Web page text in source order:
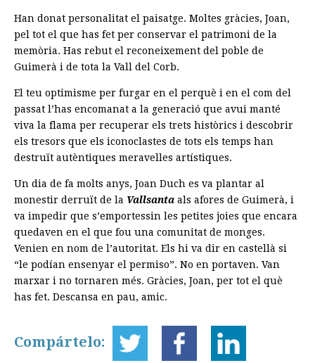
Han donat personalitat el paisatge. Moltes gràcies, Joan,
pel tot el que has fet per conservar el patrimoni de la
memòria. Has rebut el reconeixement del poble de
Guimerà i de tota la Vall del Corb.
El teu optimisme per furgar en el perquè i en el com del
passat l’has encomanat a la generació que avui manté
viva la flama per recuperar els trets històrics i descobrir
els tresors que els iconoclastes de tots els temps han
destruït autèntiques meravelles artístiques.
Un dia de fa molts anys, Joan Duch es va plantar al
monestir derruït de la Vallsanta als afores de Guimerà, i
va impedir que s’emportessin les petites joies que encara
quedaven en el que fou una comunitat de monges.
Venien en nom de l’autoritat. Els hi va dir en castellà si
“le podían ensenyar el permiso”. No en portaven. Van
marxar i no tornaren més. Gràcies, Joan, per tot el què
has fet. Descansa en pau, amic.
Compártelo: